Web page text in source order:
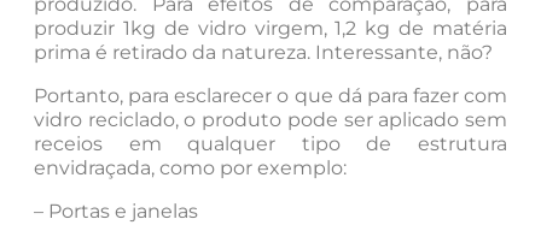
produzido. Para efeitos de comparação, para
produzir 1kg de vidro virgem, 1,2 kg de matéria
prima é retirado da natureza. Interessante, não?
Portanto, para esclarecer o que dá para fazer com
vidro reciclado, o produto pode ser aplicado sem
receios em qualquer tipo de estrutura
envidraçada, como por exemplo:
– Portas e janelas